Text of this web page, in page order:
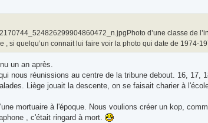
d’une classe de
, si quelqu’un connait lui faire voir la photo qui date de 1974-
un an après.
nous réunissions au centre de la tribune debout. 16, 17,
Liège jouait la descente, on se faisait charier à
mortuaire à l'époque. Nous voulions créer un kop,
, c'était ringard à mort.